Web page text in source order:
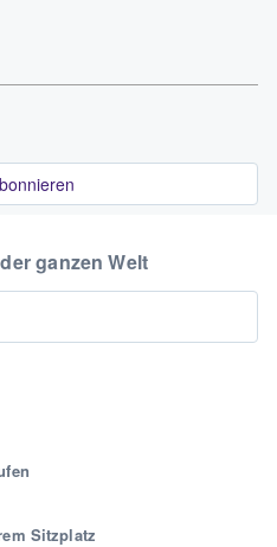
Sitzplatz
ganzen Welt